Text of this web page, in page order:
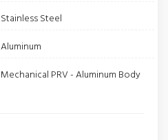
Stainless Steel
Aluminum
Mechanical PRV - Aluminum Body